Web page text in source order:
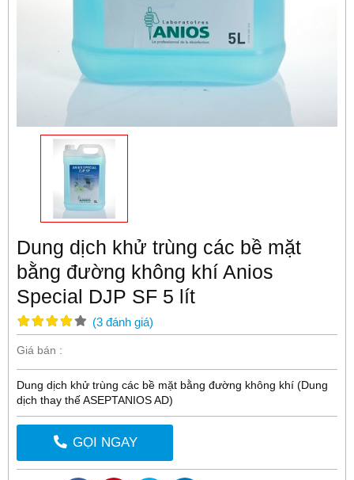
Dung dịch khử trùng các bề mặt
bằng đường không khí Anios
Special DJP SF 5 lít
(3 đánh giá)
Giá bán :
Dung dịch khử trùng các bề mặt bằng đường không khí (Dung
dịch thay thế ASEPTANIOS AD)
GỌI NGAY